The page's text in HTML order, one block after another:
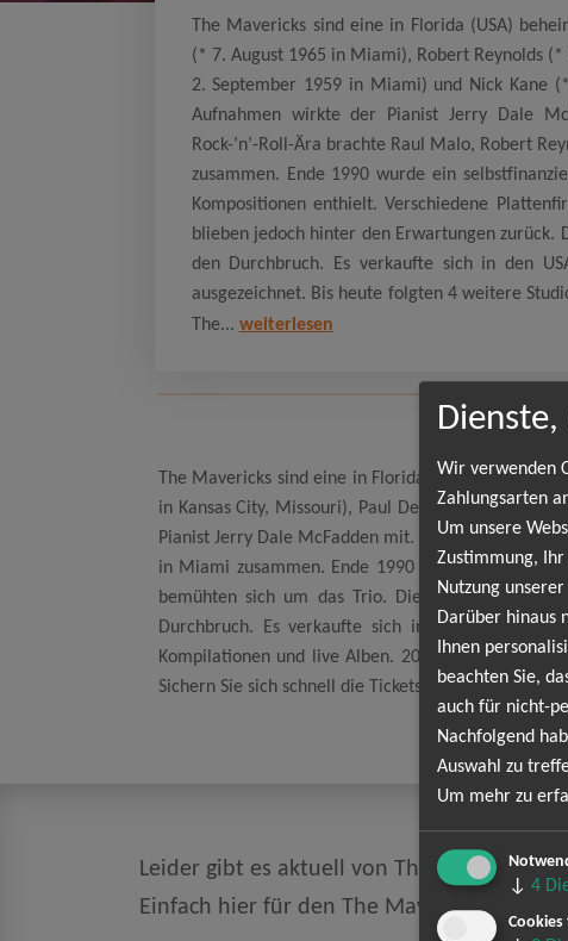
The Mavericks sind eine in Florida (USA)
(* 7. August 1965 in Miami), Robert Reynolds
2. September 1959 in Miami) und Nick Kane
Aufnahmen wirkte der Pianist Jerry Dale
Rock-’n’-Roll-Ära brachte Raul Malo, Robert
zusammen. Ende 1990 wurde ein
Kompositionen enthielt. Verschiedene
blieben jedoch hinter den Erwartungen zurück.
den Durchbruch. Es verkaufte sich in den
ausgezeichnet. Bis heute folgten 4 weitere
The... weiterlesen
The Mavericks sind eine in Florida (USA)
in Kansas City, Missouri), Paul Deakin (* 2.
Pianist Jerry Dale McFadden mit. Die Leidenschaft
in Miami zusammen. Ende 1990 wurde ein
bemühten sich um das Trio. Die Verkaufszahlen
Durchbruch. Es verkaufte sich in den USA
Kompilationen und live Alben. 2017 sind The
Sichern Sie sich schnell die Tickets für The
Leider gibt es aktuell von The Mavericks
Einfach hier für den The Mavericks
Wir verwenden
Zahlungsarten
Um unsere
Zustimmung,
Nutzung
Darüber hinaus
Ihnen
beachten Sie,
auch für nicht-
Nachfolgend
Auswahl zu
Um mehr zu
↓ 4